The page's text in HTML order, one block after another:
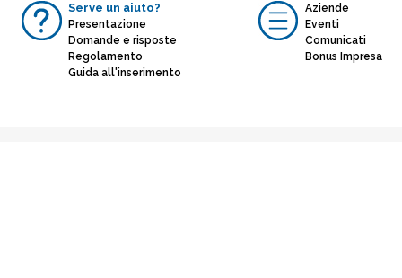
Serve un aiuto?
Presentazione
Domande e risposte
Regolamento
Guida all'inserimento
Aziende
Eventi
Comunicati
Bonus Impresa